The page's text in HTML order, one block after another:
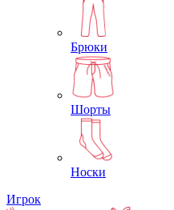
Брюки
Шорты
Носки
Игрок